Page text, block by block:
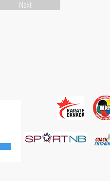
Next